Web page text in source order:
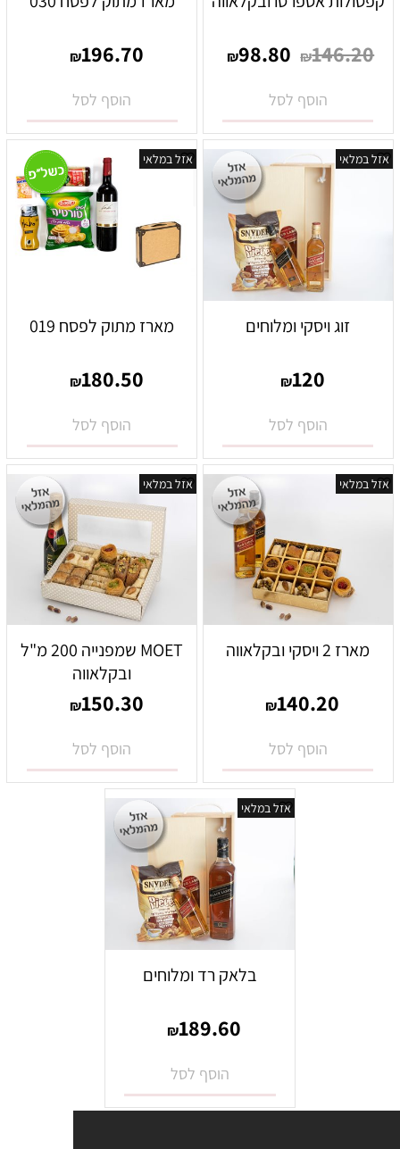
₪146.20
₪98.80
הוסף לסל
₪196.70
הוסף לסל
אזל במלאי
זוג ויסקי ומלוחים
₪120
הוסף לסל
אזל במלאי
מארז מתוק לפסח 019
₪180.50
הוסף לסל
אזל במלאי
מארז 2 ויסקי ובקלאווה
₪140.20
הוסף לסל
אזל במלאי
MOET שמפנייה 200 מ"ל
ובקלאווה
₪150.30
הוסף לסל
אזל במלאי
בלאק רד ומלוחים
₪189.60
הוסף לסל